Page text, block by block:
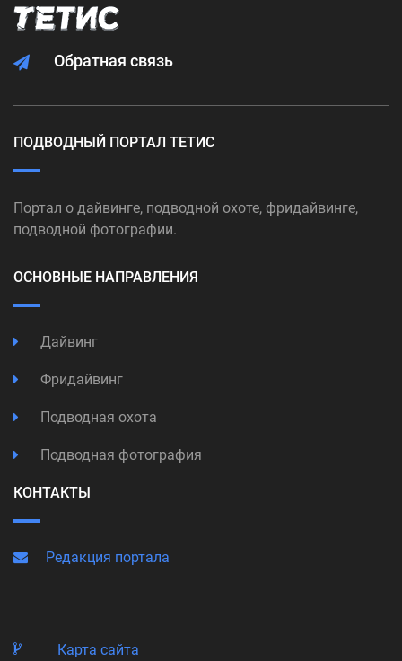
Обратная связь
ПОДВОДНЫЙ ПОРТАЛ ТЕТИС
Портал о дайвинге, подводной охоте, фридайвинге,
подводной фотографии.
ОСНОВНЫЕ НАПРАВЛЕНИЯ
Дайвинг
Фридайвинг
Подводная охота
Подводная фотография
КОНТАКТЫ
Редакция портала
Карта сайта